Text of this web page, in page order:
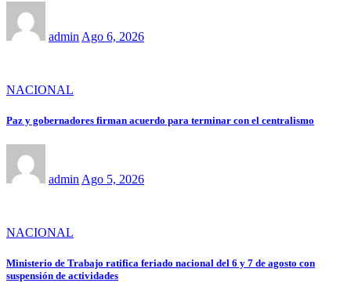
admin Ago 6, 2026
NACIONAL
Paz y gobernadores firman acuerdo para terminar con el centralismo
admin Ago 5, 2026
NACIONAL
Ministerio de Trabajo ratifica feriado nacional del 6 y 7 de agosto con
suspensión de actividades